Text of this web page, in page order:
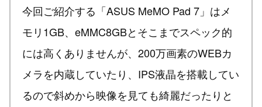
今回ご紹介する「ASUS MeMO Pad 7」はメ
モリ1GB、eMMC8GBとそこまでスペック的
には高くありませんが、200万画素のWEBカ
メラを内蔵していたり、IPS液晶を搭載してい
るので斜めから映像を見ても綺麗だったりと